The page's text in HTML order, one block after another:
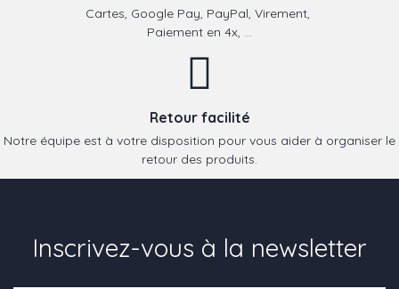
Cartes, Google Pay, PayPal, Virement,
Paiement en 4x, ...
Retour facilité
Notre équipe est à votre disposition pour vous aider à organiser le
retour des produits.
Inscrivez-vous à la newsletter